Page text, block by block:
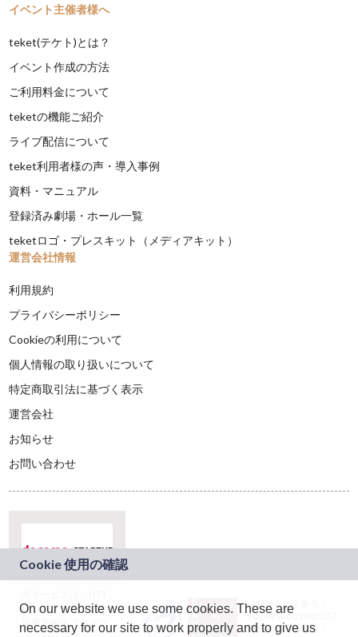
イベント主催者様へ
teket(テケト)とは？
イベント作成の方法
ご利用料金について
teketの機能ご紹介
ライブ配信について
teket利用者様の声・導入事例
資料・マニュアル
登録済み劇場・ホール一覧
teketロゴ・プレスキット（メディアキット）
運営会社情報
利用規約
プライバシーポリシー
Cookieの利用について
個人情報の取り扱いについて
特定商取引法に基づく表示
運営会社
お知らせ
お問い合わせ
ドコモグループの新
規事業創出プログラ
JASRAC許諾番号：
9024936001Y45037
JASRAC許諾番号：
On our website we use some cookies. These are
necessary for our site to work properly and to give us